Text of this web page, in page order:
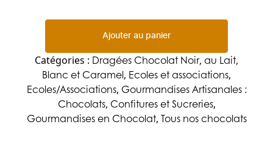
Ajouter au panier
Catégories : Dragées Chocolat Noir, au Lait,
Blanc et Caramel, Ecoles et associations,
Ecoles/Associations, Gourmandises Artisanales :
Chocolats, Confitures et Sucreries,
Gourmandises en Chocolat, Tous nos chocolats